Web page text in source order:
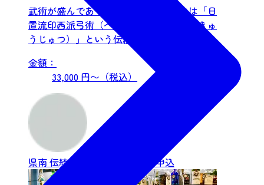
武術が盛んであった仙台藩。伊達家には「日
置流印西派弓術（へきりゅういんざいはきゅ
うじゅつ）」という伝統弓術がありました。
仙台・青葉まつりでの演武...
金額：
33,000 円〜（税込）
県南伝統文化・カルチャー 要申込